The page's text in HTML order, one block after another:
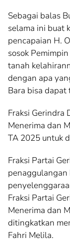
Sebagai balas
selama ini buat
pencapaian H.
sosok
tanah
dengan apa
Bara bisa dapat
Fraksi Gerindra
Menerima dan
TA 2025 untuk
Fraksi Partai
penaggulangan
Fraksi Partai
Menerima dan
ditingkatkan
Fahri Melila.